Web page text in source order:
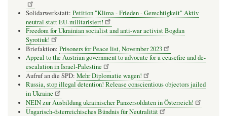
Solidarwerkstatt: Petition "Klima - Frieden - Gerechtigkeit" Aktiv
neutral statt EU-militarisiert!
Freedom for Ukrainian socialist and anti-war activist Bogdan
Syrotiuk!
Briefaktion: Prisoners for Peace list, November 2023
Appeal to the Austrian government to advocate for a ceasefire and de-
escalation in Israel-Palestine
Aufruf an die SPD: Mehr Diplomatie wagen!
Russia, stop illegal detention! Release conscientious objectors jailed
in Ukraine
NEIN zur Ausbildung ukrainischer Panzersoldaten in Österreich!
Ungarisch-österreichisches Bündnis für Neutralität